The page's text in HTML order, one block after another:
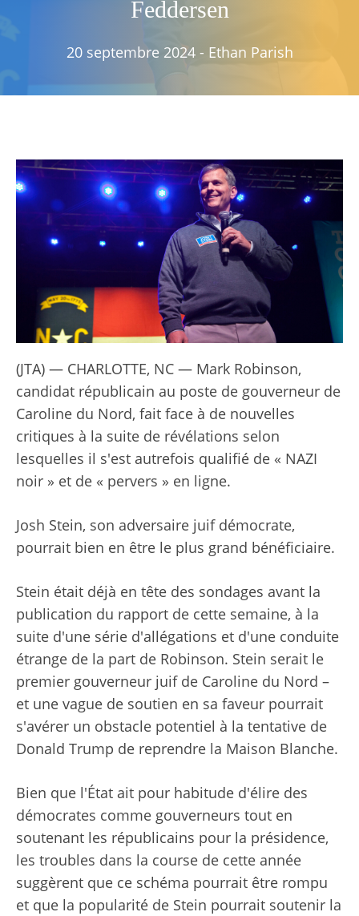
Feddersen
20 septembre 2024 - Ethan Parish
(JTA) — CHARLOTTE, NC — Mark Robinson,
candidat républicain au poste de gouverneur de
Caroline du Nord, fait face à de nouvelles
critiques à la suite de révélations selon
lesquelles il s'est autrefois qualifié de « NAZI
noir » et de « pervers » en ligne.
Josh Stein, son adversaire juif démocrate,
pourrait bien en être le plus grand bénéficiaire.
Stein était déjà en tête des sondages avant la
publication du rapport de cette semaine, à la
suite d'une série d'allégations et d'une conduite
étrange de la part de Robinson. Stein serait le
premier gouverneur juif de Caroline du Nord –
et une vague de soutien en sa faveur pourrait
s'avérer un obstacle potentiel à la tentative de
Donald Trump de reprendre la Maison Blanche.
Bien que l'État ait pour habitude d'élire des
démocrates comme gouverneurs tout en
soutenant les républicains pour la présidence,
les troubles dans la course de cette année
suggèrent que ce schéma pourrait être rompu
et que la popularité de Stein pourrait soutenir la